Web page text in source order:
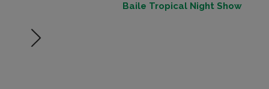
Baile Tropical Night Show